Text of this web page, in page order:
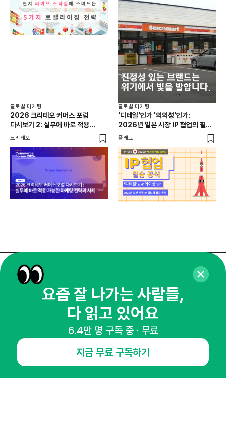
글로벌 마케팅
2026 크리테오 커머스 포럼
다시보기 2: 실무에 바로 적용
가능한 마케팅 전략과 사례
크리테오
글로벌 마케팅
'디테일'인가 '의외성'인가:
2026년 일본 시장 IP 협업의 필승
공식
플래그
매주 화요일 아침,
마케팅 감각을 깨워 드릴게요!
65,043명의 마케터를 성장시키는 뉴스레터
NHN AD
요즘 잘 나가는 사람들,
다 읽고 있어요
6.4만 명 구독 중 · 무료
지금 무료 구독하기